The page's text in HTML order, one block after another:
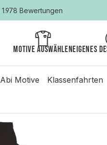
1.978 Bewertungen
Motive auswählenEigenes
Abi Motive Klassenfahrten